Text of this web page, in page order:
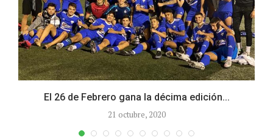
El 26 de Febrero gana la décima edición...
21 octubre, 2020